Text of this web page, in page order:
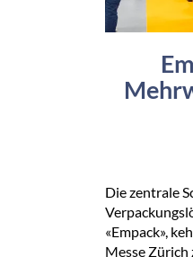
Die zentrale
«Empack»,
Messe Zürich